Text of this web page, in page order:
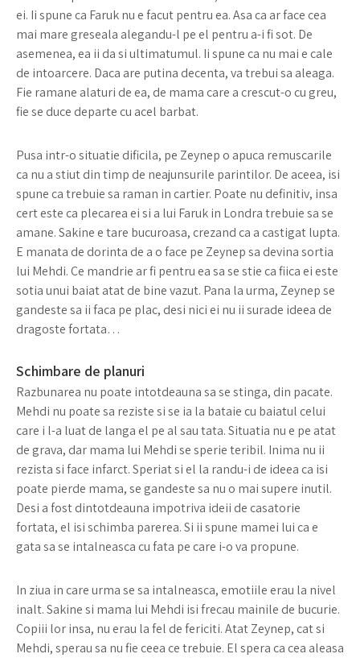
ei. Ii spune ca Faruk nu e facut pentru ea. Asa ca ar face cea
mai mare greseala alegandu-l pe el pentru a-i fi sot. De
asemenea, ea ii da si ultimatumul. Ii spune ca nu mai e cale
de intoarcere. Daca are putina decenta, va trebui sa aleaga.
Fie ramane alaturi de ea, de mama care a crescut-o cu greu,
fie se duce departe cu acel barbat.
Pusa intr-o situatie dificila, pe Zeynep o apuca remuscarile
ca nu a stiut din timp de neajunsurile parintilor. De aceea, isi
spune ca trebuie sa raman in cartier. Poate nu definitiv, insa
cert este ca plecarea ei si a lui Faruk in Londra trebuie sa se
amane. Sakine e tare bucuroasa, crezand ca a castigat lupta.
E manata de dorinta de a o face pe Zeynep sa devina sortia
lui Mehdi. Ce mandrie ar fi pentru ea sa se stie ca fiica ei este
sotia unui baiat atat de bine vazut. Pana la urma, Zeynep se
gandeste sa ii faca pe plac, desi nici ei nu ii surade ideea de
dragoste fortata…
Schimbare de planuri
Razbunarea nu poate intotdeauna sa se stinga, din pacate.
Mehdi nu poate sa reziste si se ia la bataie cu baiatul celui
care i l-a luat de langa el pe al sau tata. Situatia nu e pe atat
de grava, dar mama lui Mehdi se sperie teribil. Inima nu ii
rezista si face infarct. Speriat si el la randu-i de ideea ca isi
poate pierde mama, se gandeste sa nu o mai supere inutil.
Desi a fost dintotdeauna impotriva ideii de casatorie
fortata, el isi schimba parerea. Si ii spune mamei lui ca e
gata sa se intalneasca cu fata pe care i-o va propune.
In ziua in care urma se sa intalneasca, emotiile erau la nivel
inalt. Sakine si mama lui Mehdi isi frecau mainile de bucurie.
Copiii lor insa, nu erau la fel de fericiti. Atat Zeynep, cat si
Mehdi, sperau sa nu fie ceea ce trebuie. El spera ca cea aleasa